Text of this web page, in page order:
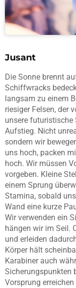
Jusant
Die Sonne brennt
Schiffwracks
langsam zu einem
riesiger Felsen, der
unsere futuristische
Aufstieg. Nicht
sondern wir
uns hoch, packen
hoch. Wir müssen
vorgeben. Kleine
einem Sprung
Stamina, sobald
Wand eine kurze
Wir verwenden ein
hängen wir im Seil.
und erleiden
Körper hält
Karabiner auch
Sicherungspunkten
Vorsprung